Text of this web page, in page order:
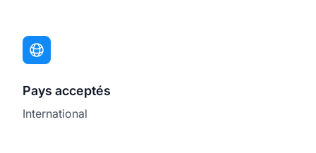
Pays acceptés
International